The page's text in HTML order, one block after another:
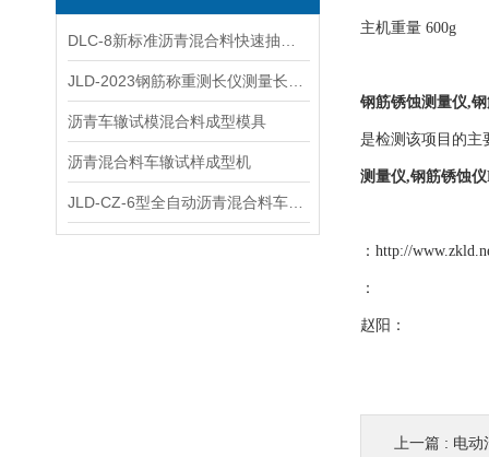
沥青车辙试模混合料成型模具
沥青混合料车辙试样成型机
主机重量 600g
钢筋锈蚀测量仪,
是检测该项目的主
测量仪,钢筋锈蚀仪
： http://
：
赵阳：
上一篇 : 电动